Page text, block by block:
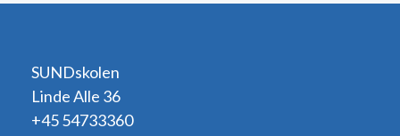
SUNDskolen
Linde Alle 36
+45 54733360